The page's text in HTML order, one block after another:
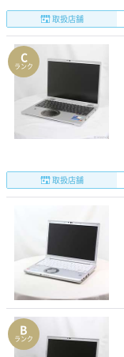
取扱店舗
C
ランク
取扱店舗
B
ランク